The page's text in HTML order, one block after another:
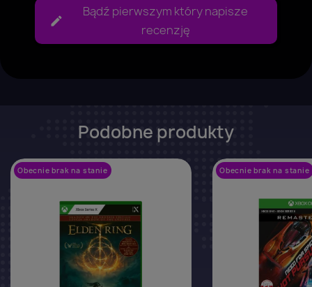
Bądź pierwszym który napisze
recenzję
Podobne produkty
Obecnie brak na stanie Obecnie brak na stanie